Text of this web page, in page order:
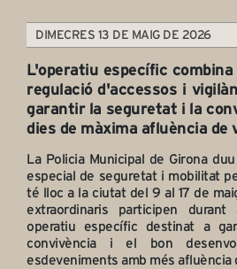
DIMECRES 13 DE MAIG DE 2026
L'operatiu específic
regulació d'accessos i
garantir la seguretat i la
dies de màxima afluència de
La Policia Municipal de Girona
especial de seguretat i mobilitat
té lloc a la ciutat del 9 al 17 de
extraordinaris participen
operatiu específic destinat a
convivència i el bon
esdeveniments amb més afluència